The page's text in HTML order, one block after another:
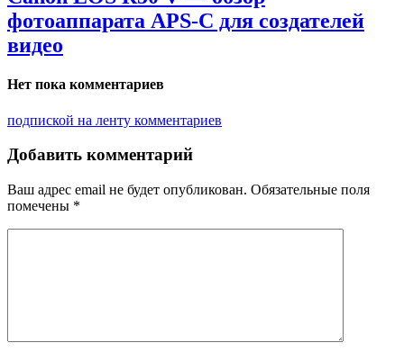
фотоаппарата APS-C для создателей
видео
Нет пока комментариев
подпиской на ленту комментариев
Добавить комментарий
Ваш адрес email не будет опубликован. Обязательные поля
помечены *